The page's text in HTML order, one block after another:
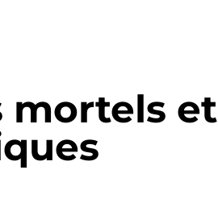
mortels et